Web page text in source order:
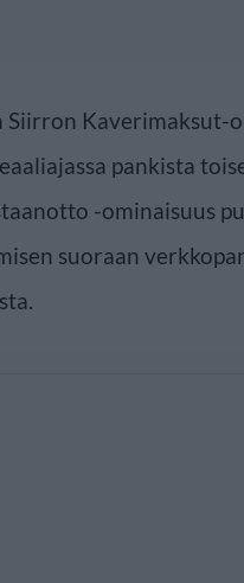
Siirron Kaverimaksut-
pankista
-ominaisuus
suoraan